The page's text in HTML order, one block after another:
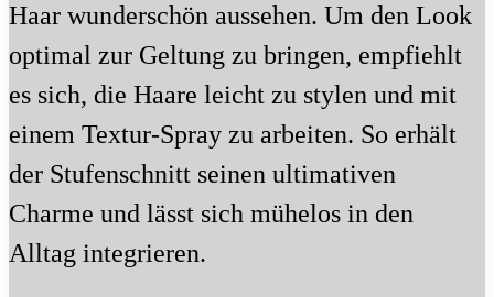
Haar wunderschön aussehen. Um den Look
optimal zur Geltung zu bringen, empfiehlt
es sich, die Haare leicht zu stylen und mit
einem Textur-Spray zu arbeiten. So erhält
der Stufenschnitt seinen ultimativen
Charme und lässt sich mühelos in den
Alltag integrieren.